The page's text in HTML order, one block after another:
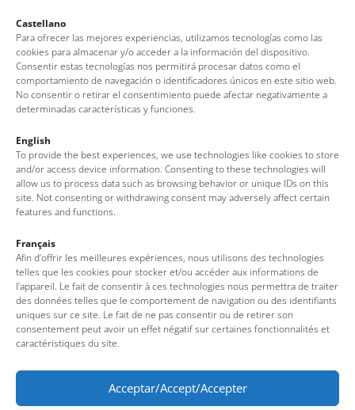
Castellano
Para ofrecer las mejores experiencias, utilizamos tecnologías como las
cookies para almacenar y/o acceder a la información del dispositivo.
Consentir estas tecnologías nos permitirá procesar datos como el
comportamiento de navegación o identificadores únicos en este sitio web.
No consentir o retirar el consentimiento puede afectar negativamente a
determinadas características y funciones.
English
To provide the best experiences, we use technologies like cookies to store
and/or access device information. Consenting to these technologies will
allow us to process data such as browsing behavior or unique IDs on this
site. Not consenting or withdrawing consent may adversely affect certain
features and functions.
Français
Afin d’offrir les meilleures expériences, nous utilisons des technologies
telles que les cookies pour stocker et/ou accéder aux informations de
l’appareil. Le fait de consentir à ces technologies nous permettra de traiter
des données telles que le comportement de navigation ou des identifiants
uniques sur ce site. Le fait de ne pas consentir ou de retirer son
consentement peut avoir un effet négatif sur certaines fonctionnalités et
caractéristiques du site.
Acceptar/Accept/Accepter
Cala Morisca
Oficina de Turisme de Tossa de Mar
Av. del Pelegrí, 25 – Edifici La Nau · 17320 – Tossa de Mar
(Girona – Costa Brava)
Tel: + 00 34 972 340 108 · Mail: info@visittossa.com
Nota legal·Política de cookies